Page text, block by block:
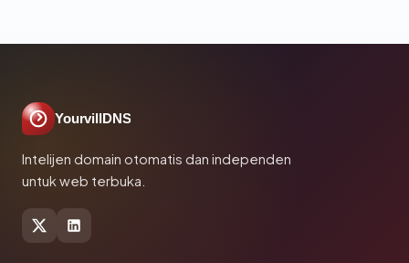
YourvillDNS
Intelijen domain otomatis dan independen
untuk web terbuka.